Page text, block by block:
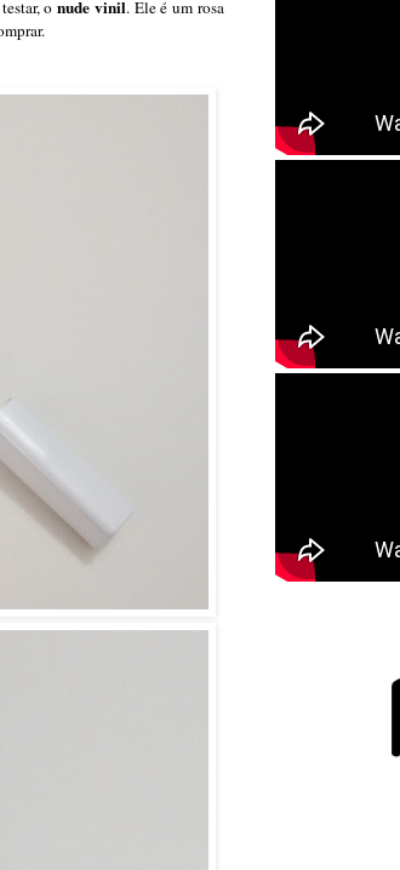
onude vinil. Ele é um rosa